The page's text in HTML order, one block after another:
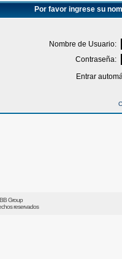
Por favor ingrese su
Nombre de Usuario:
Contraseña:
Entrar
Group
reservados